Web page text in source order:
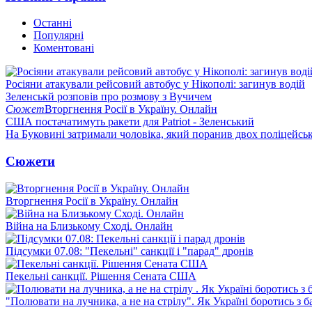
Останні
Популярні
Коментовані
Росіяни атакували рейсовий автобус у Нікополі: загинув водій
Зеленськй розповів про розмову з Вучичем
СюжетВторгнення Росії в Україну. Онлайн
США постачатимуть ракети для Patriot - Зеленський
На Буковині затримали чоловіка, який поранив двох
Сюжети
Вторгнення Росії в Україну. Онлайн
Війна на Близькому Сході. Онлайн
Підсумки 07.08: "Пекельні" санкції і "парад" дронів
Пекельні санкції. Рішення Сената США
"Полювати на лучника, а не на стрілу". Як Україні боротись з